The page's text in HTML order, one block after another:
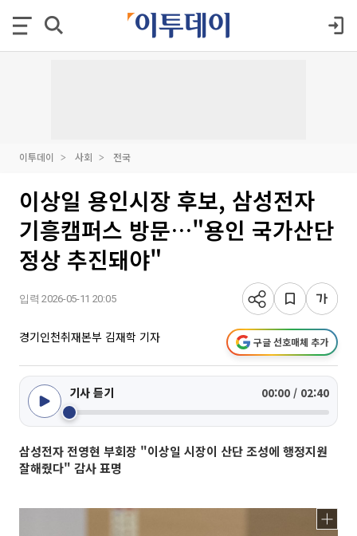
이투데이 사회 전국
이상일 용인시장 후보, 삼성전자
기흥캠퍼스 방문…"용인 국가산단
정상 추진돼야"
입력 2026-05-11 20:05
경기인천취재본부 김재학 기자 구글 선호매체 추가
기사 듣기 00:00 / 02:40
삼성전자 전영현 부회장 "이상일 시장이 산단 조성에 행정지원
잘해줬다" 감사 표명